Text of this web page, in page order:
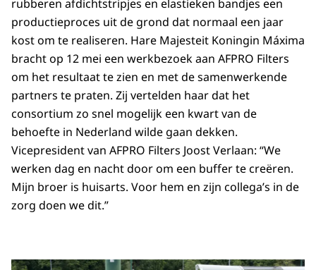
rubberen afdichtstripjes en elastieken bandjes een
productieproces uit de grond dat normaal een jaar
kost om te realiseren. Hare Majesteit Koningin Máxima
bracht op 12 mei een werkbezoek aan AFPRO Filters
om het resultaat te zien en met de samenwerkende
partners te praten. Zij vertelden haar dat het
consortium zo snel mogelijk een kwart van de
behoefte in Nederland wilde gaan dekken.
Vicepresident van AFPRO Filters Joost Verlaan: “We
werken dag en nacht door om een buffer te creëren.
Mijn broer is huisarts. Voor hem en zijn collega’s in de
zorg doen we dit.”